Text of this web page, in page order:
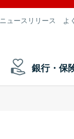
ニュースリリース よ
銀行・保